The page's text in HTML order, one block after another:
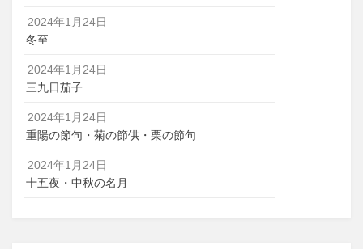
2024年1月24日
冬至
2024年1月24日
三九日茄子
2024年1月24日
重陽の節句・菊の節供・栗の節句
2024年1月24日
十五夜・中秋の名月